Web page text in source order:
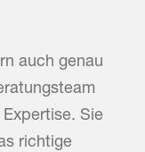
auch genau
Sie
richtige